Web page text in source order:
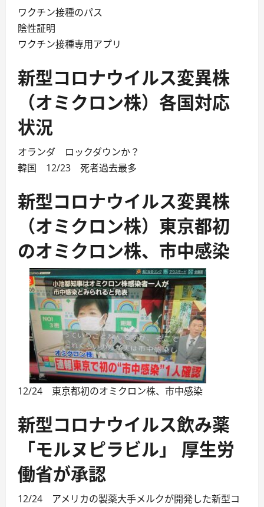
ワクチン接種のパス
陰性証明
ワクチン接種専用アプリ
新型コロナウイルス変異株
（オミクロン株）各国対応
状況
オランダ ロックダウンか？
韓国 12/23 死者過去最多
新型コロナウイルス変異株
（オミクロン株）東京都初
のオミクロン株、市中感染
12/24 東京都初のオミクロン株、市中感染
新型コロナウイルス飲み薬
「モルヌピラビル」 厚生労
働省が承認
12/24 アメリカの製薬大手メルクが開発した新型コ